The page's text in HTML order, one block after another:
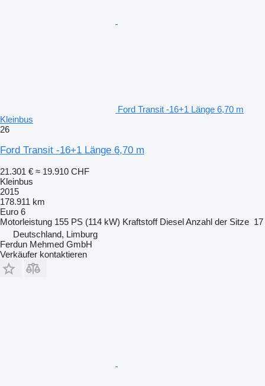
Ford Transit -16+1 Länge 6,70 m
Kleinbus
26
Ford Transit -16+1 Länge 6,70 m
21.301 € ≈ 19.910 CHF
Kleinbus
2015
178.911 km
Euro 6
Motorleistung 155 PS (114 kW) Kraftstoff DieselAnzahl der Sitze 17
Deutschland, Limburg
Ferdun Mehmed GmbH
Verkäufer kontaktieren